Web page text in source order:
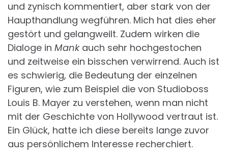
und zynisch kommentiert, aber stark von der
Haupthandlung wegführen. Mich hat dies eher
gestört und gelangweilt. Zudem wirken die
Dialoge in Mank auch sehr hochgestochen
und zeitweise ein bisschen verwirrend. Auch ist
es schwierig, die Bedeutung der einzelnen
Figuren, wie zum Beispiel die von Studioboss
Louis B. Mayer zu verstehen, wenn man nicht
mit der Geschichte von Hollywood vertraut ist.
Ein Glück, hatte ich diese bereits lange zuvor
aus persönlichem Interesse recherchiert.